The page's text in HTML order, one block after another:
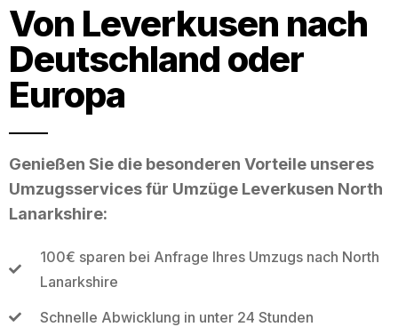
Von Leverkusen nach
Deutschland oder
Europa
Genießen Sie die besonderen Vorteile unseres
Umzugsservices für Umzüge Leverkusen North
Lanarkshire:
100€ sparen bei Anfrage Ihres Umzugs nach North
Lanarkshire
Schnelle Abwicklung in unter 24 Stunden